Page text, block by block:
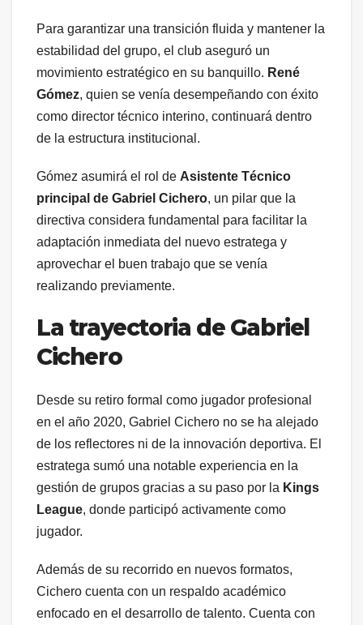
Para garantizar una transición fluida y mantener la
estabilidad del grupo, el club aseguró un
movimiento estratégico en su banquillo. René
Gómez, quien se venía desempeñando con éxito
como director técnico interino, continuará dentro
de la estructura institucional.
Gómez asumirá el rol de Asistente Técnico
principal de Gabriel Cichero, un pilar que la
directiva considera fundamental para facilitar la
adaptación inmediata del nuevo estratega y
aprovechar el buen trabajo que se venía
realizando previamente.
La trayectoria de Gabriel
Cichero
Desde su retiro formal como jugador profesional
en el año 2020, Gabriel Cichero no se ha alejado
de los reflectores ni de la innovación deportiva. El
estratega sumó una notable experiencia en la
gestión de grupos gracias a su paso por la Kings
League, donde participó activamente como
jugador.
Además de su recorrido en nuevos formatos,
Cichero cuenta con un respaldo académico
enfocado en el desarrollo de talento. Cuenta con